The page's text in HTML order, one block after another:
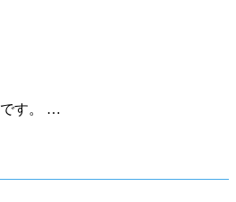
です。 …